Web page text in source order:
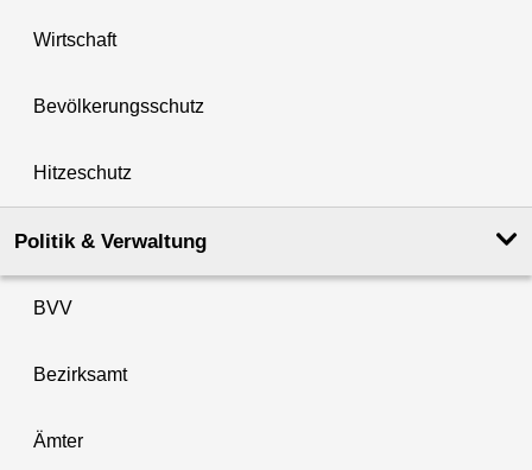
Wirtschaft
Bevölkerungsschutz
Hitzeschutz
Politik & Verwaltung
BVV
Bezirksamt
Ämter